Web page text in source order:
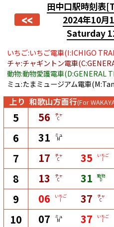
<<
田中口駅時刻表
2024年10月
Saturday
いちご:いちご電車(I:ICHIGO
チャ:チャギントン電車
動物:動物愛護電車(D:GENERAL
ミュ:たまミュージアム電車
上り 和歌山方面行(For
5 56 チャ
C
6 31 ミュ
M
7 17 チャ
C 35 いちご
I
8 13 チャ
C 31 動物
D
9 06 いちご
I 37 チャ
C
10 07 ミュ
M 37 いちご
I